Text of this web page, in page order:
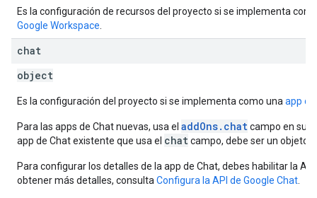
Es la configuración de recursos del proyecto si se implementa
Google Workspace
chat
object
Es la configuración del proyecto si se implementa como una app
Para las apps de Chat nuevas, usa el addOns.chatcampo en su
app de Chat existente que usa el chatcampo, debe ser un objeto
Para configurar los detalles de la app de Chat, debes habilitar la
obtener más detalles, consulta Configura la API de Google Chat